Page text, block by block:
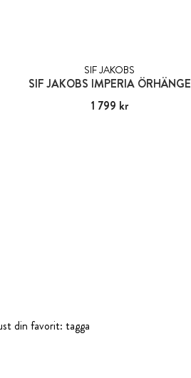
SIF JAKOBS
SIF JAKOBS IMPERIA ÖRHÄNGE
Pris :1 799 kr
1 799 kr
din favorit: tagga